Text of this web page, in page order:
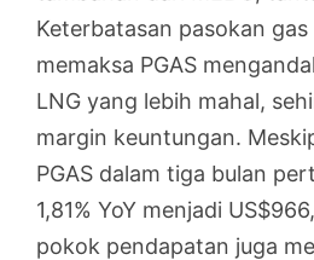
Keterbatasan pasokan
memaksa PGAS
LNG yang lebih mahal,
margin keuntungan.
PGAS dalam tiga bulan
1,81% YoY menjadi
pokok pendapatan juga